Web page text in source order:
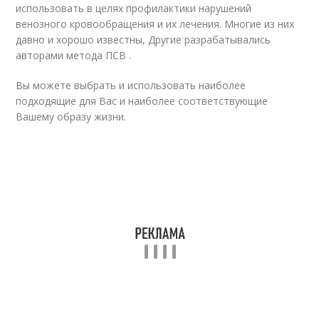
использовать в целях профилактики нарушений
венозного кровообращения и их лечения. Многие из них
давно и хорошо известны, Другие разрабатывались
авторами метода ПСВ .
Вы можете выбрать и использовать наиболее
подходящие для Вас и наиболее соответствующие
Вашему образу жизни.